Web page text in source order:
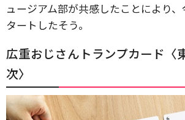
ュージアム部が共感したことにより
タートしたそう。
広重おじさんトランプカード〈
次〉